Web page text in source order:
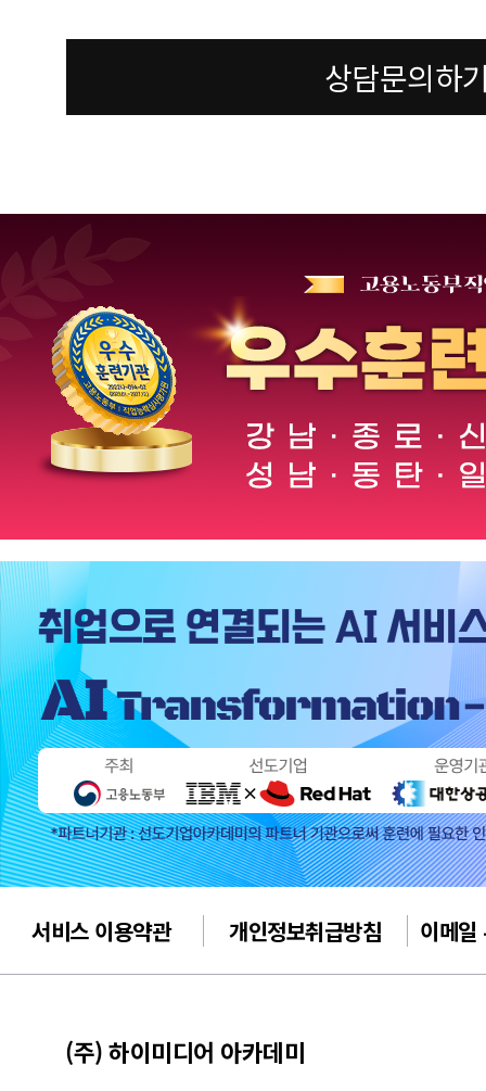
상담문의하
서비스 이용약관 개인정보취급방침 이메일
(주) 하이미디어 아카데미